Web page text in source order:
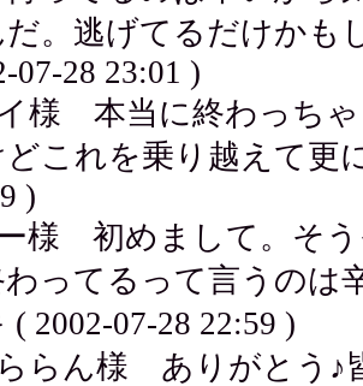
だ。逃げてるだけかも
07-28 23:01 )
様 本当に終わっちゃ
これを乗り越えて更
)
様 初めまして。そう
わってるって言うのは
( 2002-07-28 22:59 )
らん様 ありがとう♪